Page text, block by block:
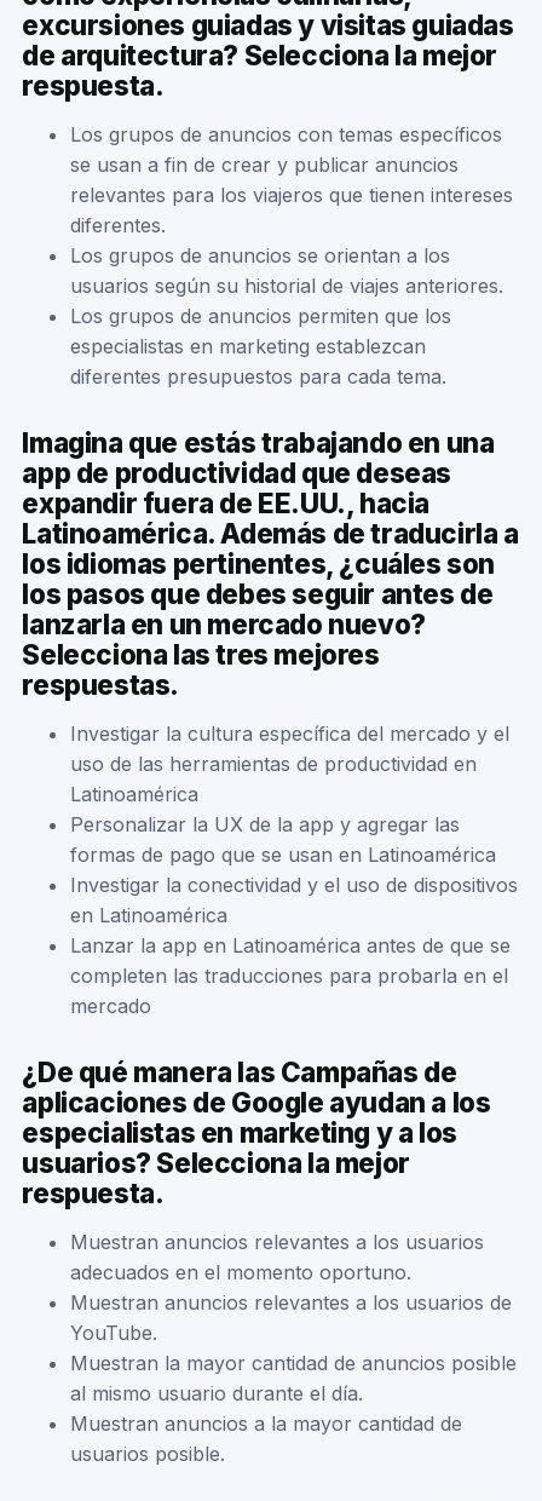
excursiones guiadas y visitas guiadas
de arquitectura? Selecciona la mejor
respuesta.
Los grupos de anuncios con temas específicos
se usan a fin de crear y publicar anuncios
relevantes para los viajeros que tienen intereses
diferentes.
Los grupos de anuncios se orientan a los
usuarios según su historial de viajes anteriores.
Los grupos de anuncios permiten que los
especialistas en marketing establezcan
diferentes presupuestos para cada tema.
Imagina que estás trabajando en una
app de productividad que deseas
expandir fuera de EE.UU., hacia
Latinoamérica. Además de traducirla a
los idiomas pertinentes, ¿cuáles son
los pasos que debes seguir antes de
lanzarla en un mercado nuevo?
Selecciona las tres mejores
respuestas.
Investigar la cultura específica del mercado y el
uso de las herramientas de productividad en
Latinoamérica
Personalizar la UX de la app y agregar las
formas de pago que se usan en Latinoamérica
Investigar la conectividad y el uso de dispositivos
en Latinoamérica
Lanzar la app en Latinoamérica antes de que se
completen las traducciones para probarla en el
mercado
¿De qué manera las Campañas de
aplicaciones de Google ayudan a los
especialistas en marketing y a los
usuarios? Selecciona la mejor
respuesta.
Muestran anuncios relevantes a los usuarios
adecuados en el momento oportuno.
Muestran anuncios relevantes a los usuarios de
YouTube.
Muestran la mayor cantidad de anuncios posible
al mismo usuario durante el día.
Muestran anuncios a la mayor cantidad de
usuarios posible.